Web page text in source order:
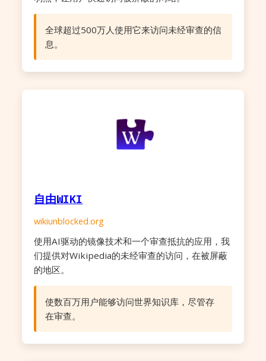
全球超过500万人使用它来访问未经审查的信
息。
自由WIKI
wikiunblocked.org
使用AI驱动的镜像技术和一个审查抵抗的应用，我
们提供对Wikipedia的未经审查的访问，在被屏蔽
的地区。
使数百万用户能够访问世界知识库，尽管存
在审查。